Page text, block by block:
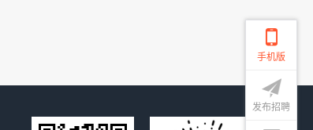
手机版
发布招聘